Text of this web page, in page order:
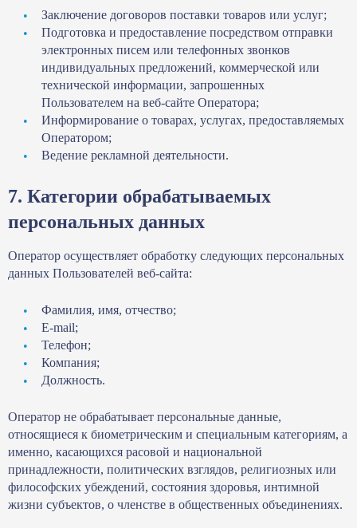
Заключение договоров поставки товаров или услуг;
Подготовка и предоставление посредством отправки
электронных писем или телефонных звонков
индивидуальных предложений, коммерческой или
технической информации, запрошенных
Пользователем на веб-сайте Оператора;
Информирование о товарах, услугах, предоставляемых
Оператором;
Ведение рекламной деятельности.
7. Категории обрабатываемых
персональных данных
Оператор осуществляет обработку следующих персональных
данных Пользователей веб-сайта:
Фамилия, имя, отчество;
E-mail;
Телефон;
Компания;
Должность.
Оператор не обрабатывает персональные данные,
относящиеся к биометрическим и специальным категориям, а
именно, касающихся расовой и национальной
принадлежности, политических взглядов, религиозных или
философских убеждений, состояния здоровья, интимной
жизни субъектов, о членстве в общественных объединениях.